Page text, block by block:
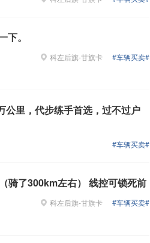
。
科左后旗-甘旗卡 #车辆买卖#
公里，代步练手首选，过不过户
#车辆买卖#
骑了300km左右） 线控可锁死前
科左后旗-甘旗卡 #车辆买卖#